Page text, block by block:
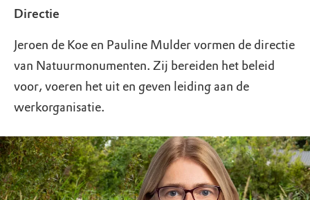
Directie
Jeroen de Koe en Pauline Mulder vormen de directie
van Natuurmonumenten. Zij bereiden het beleid
voor, voeren het uit en geven leiding aan de
werkorganisatie.